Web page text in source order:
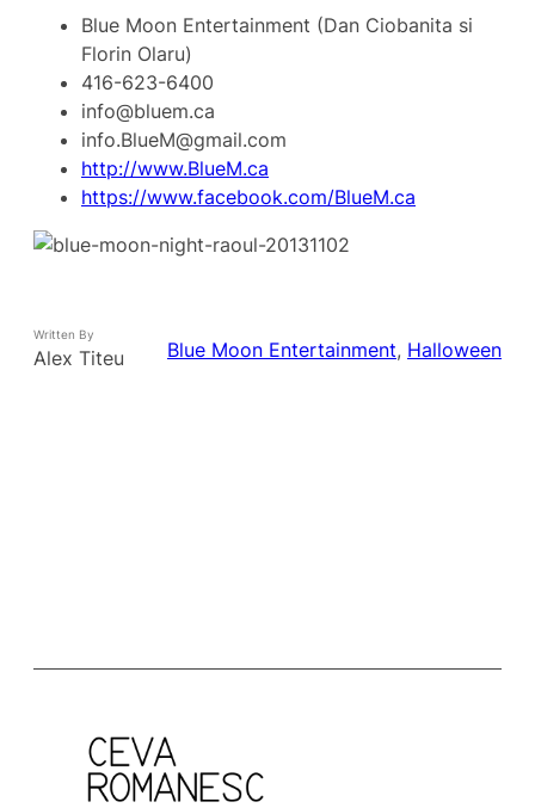
Blue Moon Entertainment (Dan Ciobanita si
Florin Olaru)
416-623-6400
info@bluem.ca
info.BlueM@gmail.com
http://www.BlueM.ca
https://www.facebook.com/BlueM.ca
Written By
Alex Titeu Blue Moon Entertainment, Halloween